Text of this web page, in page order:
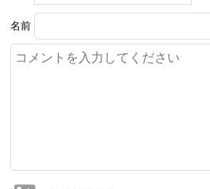
設備や共用施設について良い点、
で完成が楽しみです。
名前